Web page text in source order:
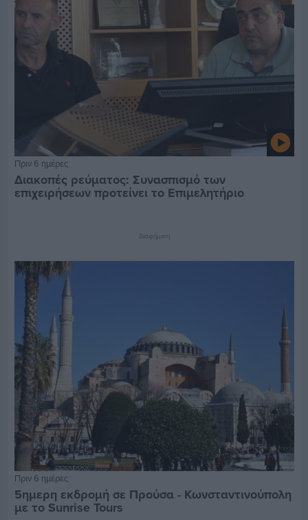
Πριν 6 ημέρες
Διακοπές ρεύματος: Συνασπισμό των
επιχειρήσεων προτείνει το Επιμελητήριο
Διαφήμιση
Πριν 6 ημέρες
5ημερη εκδρομή σε Προύσα - Κωνσταντινούπολη
με το Sunrise Tours